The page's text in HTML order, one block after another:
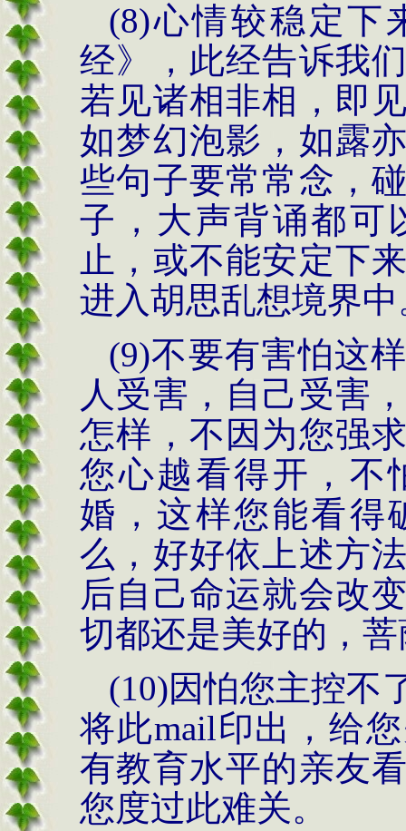
(8)心情较稳定下
经》，此经告诉我
若见诸相非相，即
如梦幻泡影，如露
些句子要常常念，
子，大声背诵都可
止，或不能安定下
进入胡思乱想境界中
(9)不要有害怕这
人受害，自己受害
怎样，不因为您强
您心越看得开，不
婚，这样您能看得
么，好好依上述方
后自己命运就会改
切都还是美好的，
(10)因怕您主控不
将此mail印出，给
有教育水平的亲友
您度过此难关。